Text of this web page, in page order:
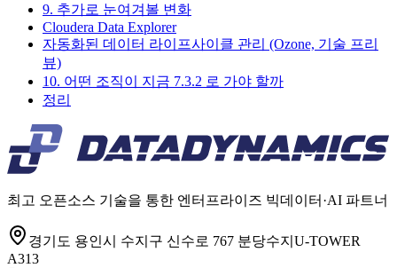
9. 추가로 눈여겨볼 변화
Cloudera Data Explorer
자동화된 데이터 라이프사이클 관리 (Ozone, 기술 프리
뷰)
10. 어떤 조직이 지금 7.3.2 로 가야 할까
정리
최고 오픈소스 기술을 통한 엔터프라이즈 빅데이터·AI 파트너
경기도 용인시 수지구 신수로 767 분당수지U-TOWER
A313